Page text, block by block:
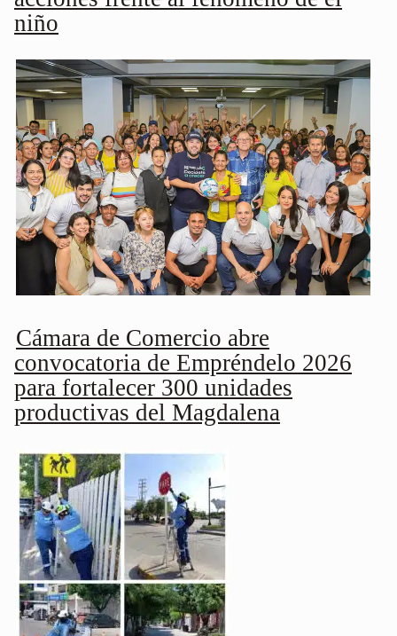
niño
Cámara de Comercio abre
convocatoria de Empréndelo 2026
para fortalecer 300 unidades
productivas del Magdalena